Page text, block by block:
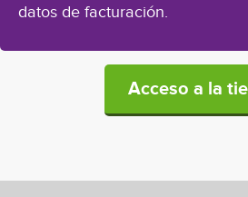
datos de facturación.
Acceso a la